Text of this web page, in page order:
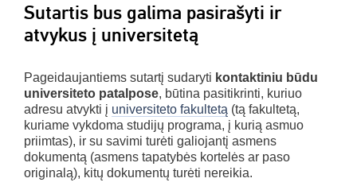
Sutartis bus galima pasirašyti ir
atvykus į universitetą
Pageidaujantiems sutartį sudaryti kontaktiniu būdu
universiteto patalpose, būtina pasitikrinti, kuriuo
adresu atvykti į universiteto fakultetą (tą fakultetą,
kuriame vykdoma studijų programa, į kurią asmuo
priimtas), ir su savimi turėti galiojantį asmens
dokumentą (asmens tapatybės kortelės ar paso
originalą), kitų dokumentų turėti nereikia.